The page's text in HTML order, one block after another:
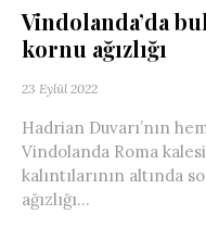
Vindolanda’da
kornu ağızlığı
23 Eylül 2022
Hadrian Duvarı’nın
Vindolanda Roma
kalıntılarının altında
ağızlığı...